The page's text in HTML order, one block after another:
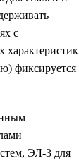
с
фиксируется
ЭЛ-3 для